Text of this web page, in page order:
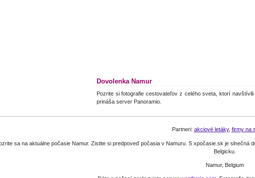
Dovolenka Namur
Pozrite si fotografie cestovateľov z celého sveta, ktorí
prináša server Panoramio.
Partneri: akciové letáky, firmy na
sa na aktuálne počasie Namur. Zistite si predpoveď počasia v Namuru. S xpočasie.sk je
Belgicku.
Namur, Belgium